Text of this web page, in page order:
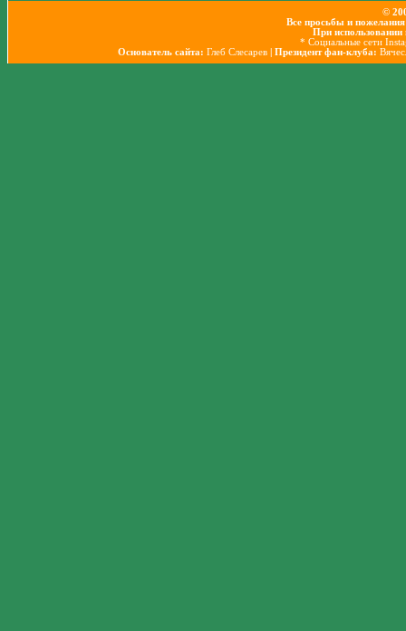
©
Все просьбы и
При использовании
* Социальные сети
Основатель сайта: Глеб Слесарев | Президент фан-клуба: